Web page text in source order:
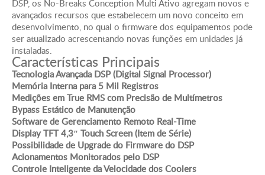
Potências Disponíveis: •
5/10/15/20/30/40/60/80/100/120/160/200/300
kVA
Regulação Estática: ± 1% nominal
Frequência: 50 ou 60 Hz
Variação de Frequência: • ± 0,05% em modo bateria
Configuração: • Trifásica: 3F +N + T
Fator de Potência: • 0,8 • 0,9*
Forma de Onda: senoidal
Distorção Harmônica THD: inferior a 1%, total
Fator de Crista: 3:1
Capacidade de Sobrecarga: 125% durante25s
DSP, os No-Breaks Conception Multi Ativo agregam novos e
avançados recursos que estabelecem um novo conceito em
desenvolvimento, no qual o firmware dos equipamentos pode
ser atualizado acrescentando novas funções em unidades já
instaladas.
Características Principais
Tecnologia Avançada DSP (Digital Signal Processor)
Memória Interna para 5 Mil Registros
Medições em True RMS com Precisão de Multímetros
Bypass Estático de Manutenção
Software de Gerenciamento Remoto Real-Time
Display TFT 4,3″ Touch Screen (Item de Série)
Possibilidade de Upgrade do Firmware do DSP
Acionamentos Monitorados pelo DSP
Controle Inteligente da Velocidade dos Coolers